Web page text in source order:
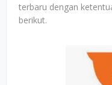
terbaru dengan
berikut.